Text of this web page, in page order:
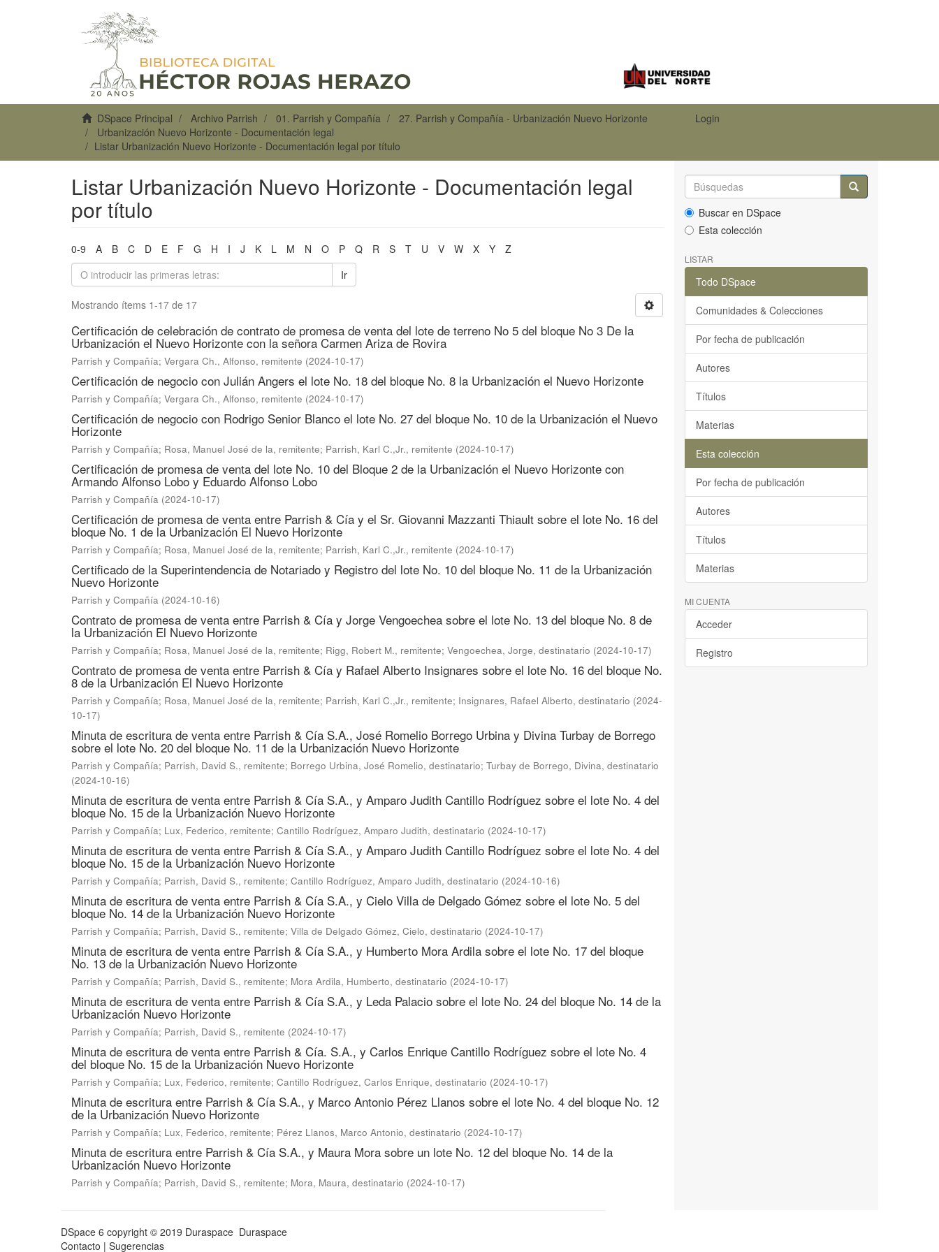
DSpace Principal Archivo Parrish 01. Parrish y Compañía
27. Parrish y Compañía - Urbanización Nuevo Horizonte
Urbanización Nuevo Horizonte - Documentación legal
Listar Urbanización Nuevo Horizonte - Documentación legal por título
Login
Listar Urbanización Nuevo Horizonte - Documentación legal
por título
0-9 A B C D E F G H I J K L M N O P Q R S T U V W X Y
Z
Ir
Mostrando ítems 1-17 de 17
Certificación de celebración de contrato de promesa de venta del lote de terreno No 5 del bloque No 3 De la
Urbanización el Nuevo Horizonte con la señora Carmen Ariza de Rovira
Parrish y Compañía; Vergara Ch., Alfonso, remitente (2024-10-17)
Certificación de negocio con Julián Angers el lote No. 18 del bloque No. 8 la Urbanización el Nuevo Horizonte
Parrish y Compañía; Vergara Ch., Alfonso, remitente (2024-10-17)
Certificación de negocio con Rodrigo Senior Blanco el lote No. 27 del bloque No. 10 de la Urbanización el Nuevo
Horizonte
Parrish y Compañía; Rosa, Manuel José de la, remitente; Parrish, Karl C.,Jr., remitente (2024-10-17)
Certificación de promesa de venta del lote No. 10 del Bloque 2 de la Urbanización el Nuevo Horizonte con
Armando Alfonso Lobo y Eduardo Alfonso Lobo
Parrish y Compañía (2024-10-17)
Certificación de promesa de venta entre Parrish & Cía y el Sr. Giovanni Mazzanti Thiault sobre el lote No. 16 del
bloque No. 1 de la Urbanización El Nuevo Horizonte
Parrish y Compañía; Rosa, Manuel José de la, remitente; Parrish, Karl C.,Jr., remitente (2024-10-17)
Certificado de la Superintendencia de Notariado y Registro del lote No. 10 del bloque No. 11 de la Urbanización
Nuevo Horizonte
Parrish y Compañía (2024-10-16)
Contrato de promesa de venta entre Parrish & Cía y Jorge Vengoechea sobre el lote No. 13 del bloque No. 8 de
la Urbanización El Nuevo Horizonte
Parrish y Compañía; Rosa, Manuel José de la, remitente; Rigg, Robert M., remitente; Vengoechea, Jorge, destinatario (2024-10-17)
Contrato de promesa de venta entre Parrish & Cía y Rafael Alberto Insignares sobre el lote No. 16 del bloque No.
8 de la Urbanización El Nuevo Horizonte
Parrish y Compañía; Rosa, Manuel José de la, remitente; Parrish, Karl C.,Jr., remitente; Insignares, Rafael Alberto, destinatario (2024-
10-17)
Minuta de escritura de venta entre Parrish & Cía S.A., José Romelio Borrego Urbina y Divina Turbay de Borrego
sobre el lote No. 20 del bloque No. 11 de la Urbanización Nuevo Horizonte
Parrish y Compañía; Parrish, David S., remitente; Borrego Urbina, José Romelio, destinatario; Turbay de Borrego, Divina, destinatario
(2024-10-16)
Minuta de escritura de venta entre Parrish & Cía S.A., y Amparo Judith Cantillo Rodríguez sobre el lote No. 4 del
bloque No. 15 de la Urbanización Nuevo Horizonte
Parrish y Compañía; Lux, Federico, remitente; Cantillo Rodríguez, Amparo Judith, destinatario (2024-10-17)
Minuta de escritura de venta entre Parrish & Cía S.A., y Amparo Judith Cantillo Rodríguez sobre el lote No. 4 del
bloque No. 15 de la Urbanización Nuevo Horizonte
Parrish y Compañía; Parrish, David S., remitente; Cantillo Rodríguez, Amparo Judith, destinatario (2024-10-16)
Minuta de escritura de venta entre Parrish & Cía S.A., y Cielo Villa de Delgado Gómez sobre el lote No. 5 del
bloque No. 14 de la Urbanización Nuevo Horizonte
Parrish y Compañía; Parrish, David S., remitente; Villa de Delgado Gómez, Cielo, destinatario (2024-10-17)
Minuta de escritura de venta entre Parrish & Cía S.A., y Humberto Mora Ardila sobre el lote No. 17 del bloque
No. 13 de la Urbanización Nuevo Horizonte
Parrish y Compañía; Parrish, David S., remitente; Mora Ardila, Humberto, destinatario (2024-10-17)
Minuta de escritura de venta entre Parrish & Cía S.A., y Leda Palacio sobre el lote No. 24 del bloque No. 14 de la
Urbanización Nuevo Horizonte
Parrish y Compañía; Parrish, David S., remitente (2024-10-17)
Minuta de escritura de venta entre Parrish & Cía. S.A., y Carlos Enrique Cantillo Rodríguez sobre el lote No. 4
del bloque No. 15 de la Urbanización Nuevo Horizonte
Parrish y Compañía; Lux, Federico, remitente; Cantillo Rodríguez, Carlos Enrique, destinatario (2024-10-17)
Minuta de escritura entre Parrish & Cía S.A., y Marco Antonio Pérez Llanos sobre el lote No. 4 del bloque No. 12
de la Urbanización Nuevo Horizonte
Parrish y Compañía; Lux, Federico, remitente; Pérez Llanos, Marco Antonio, destinatario (2024-10-17)
Minuta de escritura entre Parrish & Cía S.A., y Maura Mora sobre un lote No. 12 del bloque No. 14 de la
Urbanización Nuevo Horizonte
Parrish y Compañía; Parrish, David S., remitente; Mora, Maura, destinatario (2024-10-17)
Buscar en DSpace
Esta colección
LISTAR
Todo DSpace
Comunidades & Colecciones
Por fecha de publicación
Autores
Títulos
Materias
Esta colección
Por fecha de publicación
Autores
Títulos
Materias
MI CUENTA
Acceder
Registro
DSpace 6 copyright © 2019 Duraspace Duraspace
Contacto | Sugerencias